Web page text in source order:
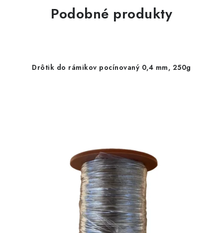
Podobné produkty
Drôtik do rámikov pocínovaný 0,4 mm, 250g